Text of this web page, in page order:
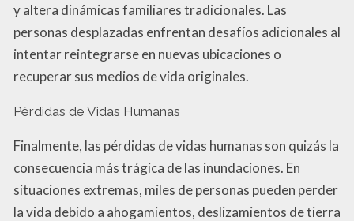
y altera dinámicas familiares tradicionales. Las
personas desplazadas enfrentan desafíos adicionales al
intentar reintegrarse en nuevas ubicaciones o
recuperar sus medios de vida originales.
Pérdidas de Vidas Humanas
Finalmente, las pérdidas de vidas humanas son quizás la
consecuencia más trágica de las inundaciones. En
situaciones extremas, miles de personas pueden perder
la vida debido a ahogamientos, deslizamientos de tierra